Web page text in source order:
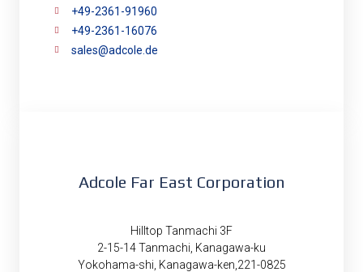
+49-2361-91960
+49-2361-16076
sales@adcole.de
Adcole Far East Corporation
Hilltop Tanmachi 3F
2-15-14 Tanmachi, Kanagawa-ku
Yokohama-shi, Kanagawa-ken,221-0825